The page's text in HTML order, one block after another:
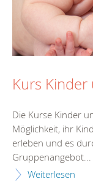
Kurs Kinder
Die Kurse Kinder
Möglichkeit, ihr
erleben und es
Gruppenangebot...
Weiterlesen